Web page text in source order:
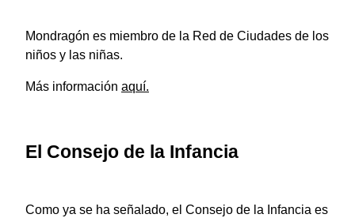
Mondragón es miembro de la Red de Ciudades de los
niños y las niñas.
Más información aquí.
El Consejo de la Infancia
Como ya se ha señalado, el Consejo de la Infancia es